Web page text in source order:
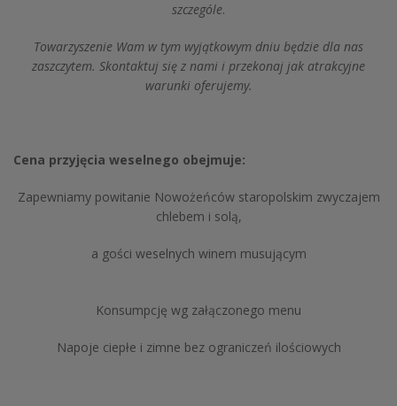
szczególe.
Towarzyszenie Wam w tym wyjątkowym dniu będzie dla nas
zaszczytem. Skontaktuj się z nami i przekonaj jak atrakcyjne
warunki oferujemy.
Cena przyjęcia weselnego obejmuje:
Zapewniamy powitanie Nowożeńców staropolskim zwyczajem
chlebem i solą,
a gości weselnych winem musującym
Konsumpcję wg załączonego menu
Napoje ciepłe i zimne bez ograniczeń ilościowych